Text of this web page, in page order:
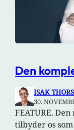
Den
ISAK
30.
FEATURE.
tilbyder os